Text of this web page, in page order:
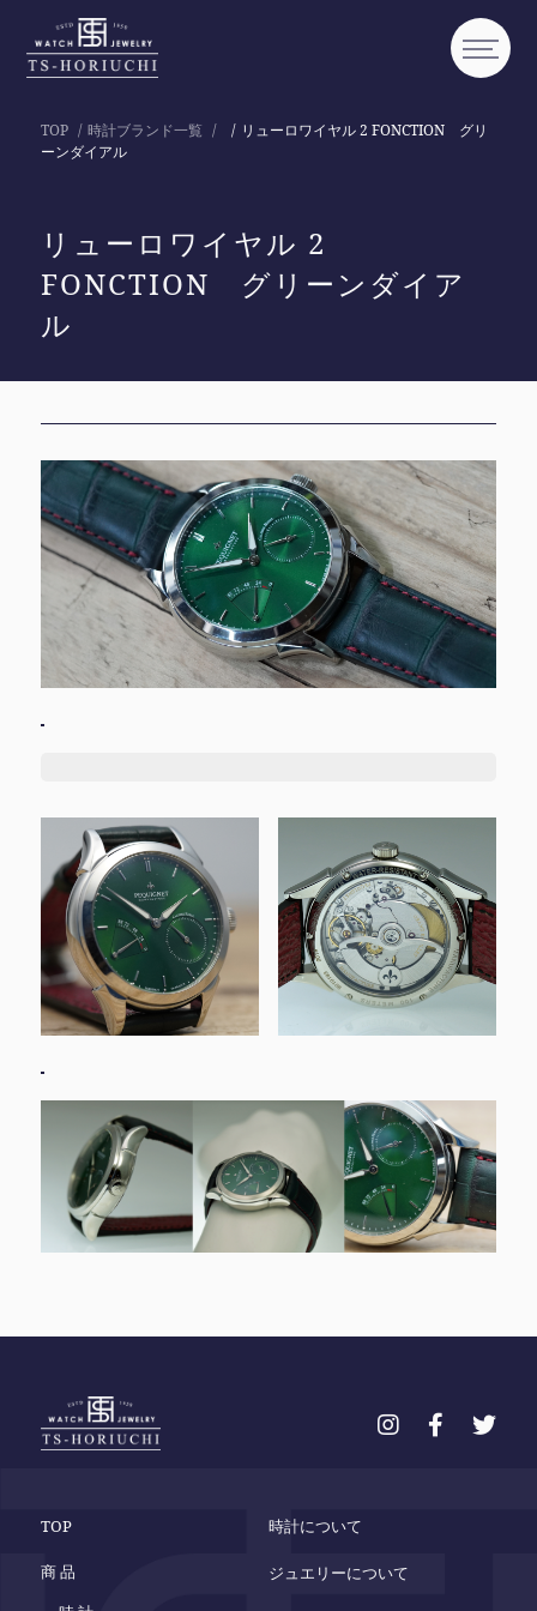
TOP 時計ブランド一覧
リューロワイヤル 2 FONCTION グリ
ーンダイアル
リューロワイヤル 2
FONCTION グリーンダイア
ル
TOP
商 品
時計について
ジュエリーについて